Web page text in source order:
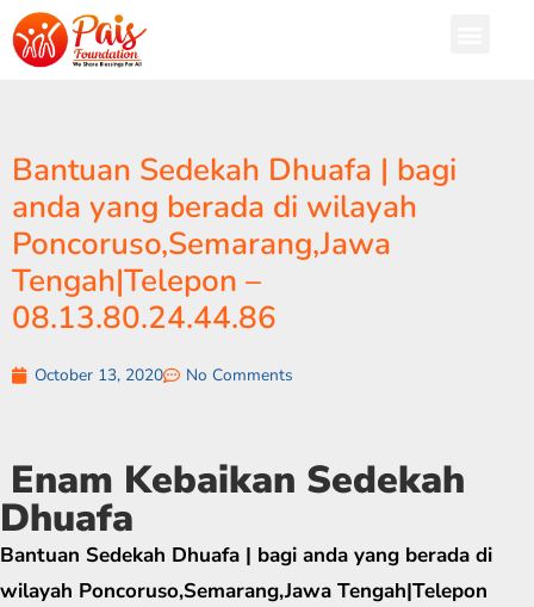
Bantuan Sedekah Dhuafa | bagi
anda yang berada di wilayah
Poncoruso,Semarang,Jawa
Tengah|Telepon –
08.13.80.24.44.86
October 13, 2020 No Comments
Enam Kebaikan Sedekah
Dhuafa
Bantuan Sedekah Dhuafa | bagi anda yang berada di
wilayah Poncoruso,Semarang,Jawa Tengah|Telepon